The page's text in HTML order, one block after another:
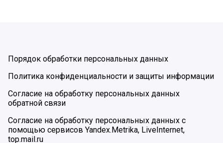
Порядок обработки персональных данных
Политика конфиденциальности и защиты информации
Согласие на обработку персональных данных
обратной связи
Согласие на обработку персональных данных с
помощью сервисов Yandex.Metrika, LiveInternet,
top.mail.ru